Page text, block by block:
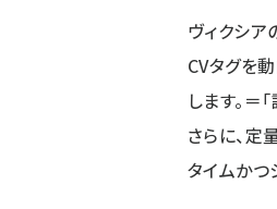
ヴィクシア
CVタグを
します。＝
さらに、定
タイムかつ